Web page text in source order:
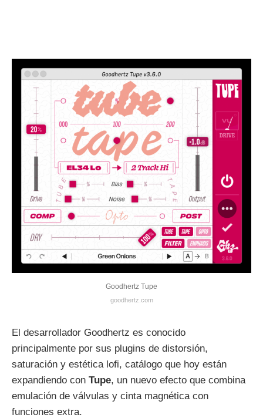
Goodhertz Tupe
goodhertz.com
El desarrollador Goodhertz es conocido
principalmente por sus plugins de distorsión,
saturación y estética lofi, catálogo que hoy están
expandiendo con Tupe, un nuevo efecto que combina
emulación de válvulas y cinta magnética con
funciones extra.